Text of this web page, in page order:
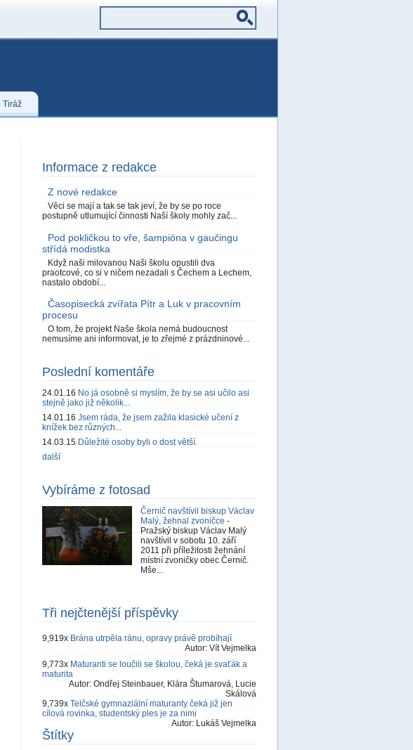
Tiráž
Informace z redakce
Z nové redakce
Věci se mají a tak se tak jeví, že by se po roce
postupně utlumující činnosti Naší školy mohly zač...
Pod pokličkou to vře, šampióna v gaučingu
střídá modistka
Když naši milovanou Naši školu opustili dva
praotcové, co si v ničem nezadali s Čechem a Lechem,
nastalo období...
Časopisecká zvířata Pítr a Luk v pracovním
procesu
O tom, že projekt Naše škola nemá budoucnost
nemusíme ani informovat, je to zřejmé z prázdninové...
Poslední komentáře
24.01.16 No já osobně si myslím, že by se asi učilo asi
stejně jako již několik...
14.01.16 Jsem ráda, že jsem zažila klasické učení z
knížek bez různých...
14.03.15 Důležité osoby byli o dost větší.
další
Vybíráme z fotosad
Černič navštívil biskup Václav
Malý, žehnal zvoničce -
Pražský biskup Václav Malý
navštívil v sobotu 10. září
2011 při příležitosti žehnání
místní zvoničky obec Černič.
Mše...
Tři nejčtenější příspěvky
9,919x Brána utrpěla ránu, opravy právě probíhají
Autor: Vít Vejmelka
9,773x Maturanti se loučili se školou, čeká je svaťák a
maturita
Autor:Ondřej Steinbauer, Klára Štumarová, Lucie
Skálová
9,739x Telčské gymnaziální maturanty čeká již jen
cílová rovinka, studentský ples je za nimi
Autor: Lukáš Vejmelka
Štítky